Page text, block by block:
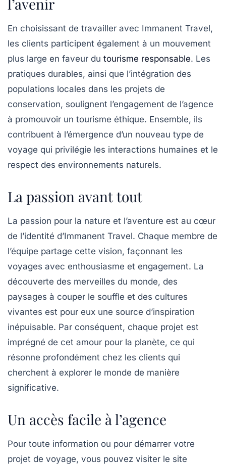
l’avenir
En choisissant de travailler avec Immanent Travel,
les clients participent également à un mouvement
plus large en faveur du tourisme responsable. Les
pratiques durables, ainsi que l’intégration des
populations locales dans les projets de
conservation, soulignent l’engagement de l’agence
à promouvoir un tourisme éthique. Ensemble, ils
contribuent à l’émergence d’un nouveau type de
voyage qui privilégie les interactions humaines et le
respect des environnements naturels.
La passion avant tout
La passion pour la nature et l’aventure est au cœur
de l’identité d’Immanent Travel. Chaque membre de
l’équipe partage cette vision, façonnant les
voyages avec enthousiasme et engagement. La
découverte des merveilles du monde, des
paysages à couper le souffle et des cultures
vivantes est pour eux une source d’inspiration
inépuisable. Par conséquent, chaque projet est
imprégné de cet amour pour la planète, ce qui
résonne profondément chez les clients qui
cherchent à explorer le monde de manière
significative.
Un accès facile à l’agence
Pour toute information ou pour démarrer votre
projet de voyage, vous pouvez visiter le site